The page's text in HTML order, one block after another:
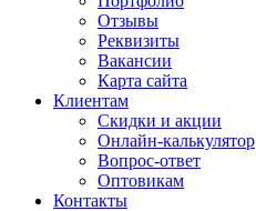
Отзывы
Реквизиты
Вакансии
Карта сайта
Клиентам
Скидки и акции
Онлайн-калькулятор
Вопрос-ответ
Оптовикам
Контакты